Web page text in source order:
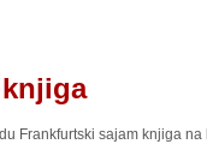
Frankfurtski sajam knjiga